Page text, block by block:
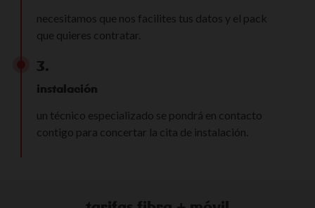
necesitamos que nos facilites tus datos y el pack
que quieres contratar.
3.
instalación
un técnico especializado se pondrá en contacto
contigo para concertar la cita de instalación.